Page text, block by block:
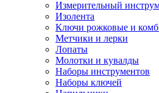
Измерительный
Изолента
Ключи рожковые и
Метчики и лерки
Лопаты
Молотки и кувалды
Наборы инструментов
Наборы ключей